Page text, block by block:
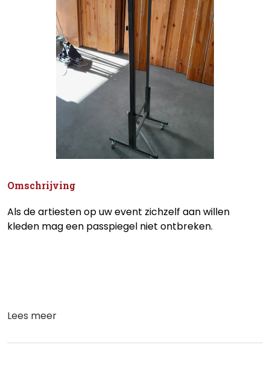
Omschrijving
Als de artiesten op uw event zichzelf aan willen
kleden mag een passpiegel niet ontbreken.
Lees meer